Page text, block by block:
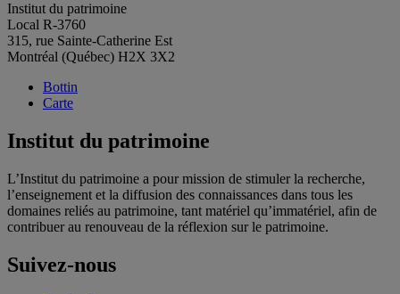
Institut du patrimoine
Local R-3760
315, rue Sainte-Catherine Est
Montréal (Québec) H2X 3X2
Bottin
Carte
Institut du patrimoine
L’Institut du patrimoine a pour mission de stimuler la recherche,
l’enseignement et la diffusion des connaissances dans tous les
domaines reliés au patrimoine, tant matériel qu’immatériel, afin de
contribuer au renouveau de la réflexion sur le patrimoine.
Suivez-nous